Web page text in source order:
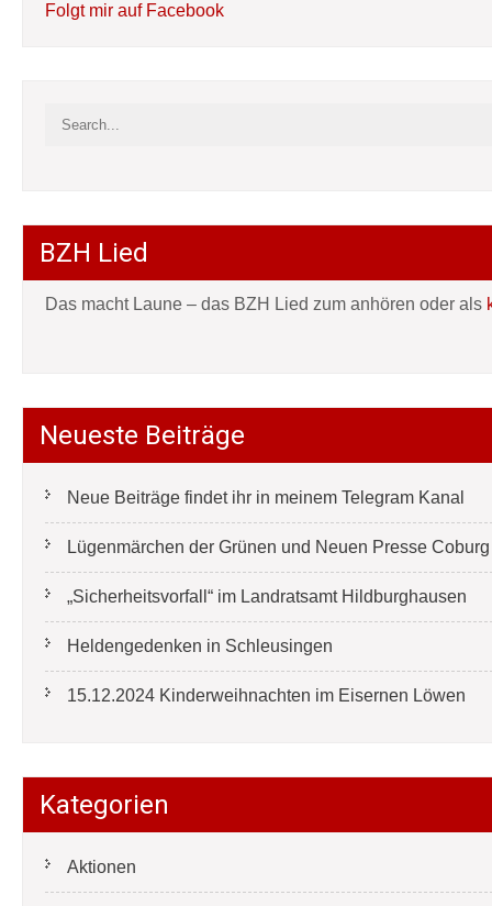
Folgt mir auf Facebook
BZH Lied
Das macht Laune – das BZH Lied zum anhören oder als
Neueste Beiträge
Neue Beiträge findet ihr in meinem Telegram Kanal
Lügenmärchen der Grünen und Neuen Presse
„Sicherheitsvorfall“ im Landratsamt Hildburghausen
Heldengedenken in Schleusingen
15.12.2024 Kinderweihnachten im Eisernen Löwen
Kategorien
Aktionen